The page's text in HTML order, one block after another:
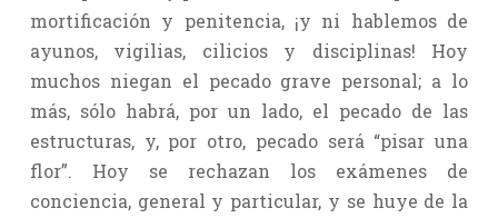
mortificación y penitencia, ¡y ni hablemos de
ayunos, vigilias, cilicios y disciplinas! Hoy
muchos niegan el pecado grave personal; a lo
más, sólo habrá, por un lado, el pecado de las
estructuras, y, por otro, pecado será “pisar una
flor”. Hoy se rechazan los exámenes de
conciencia, general y particular, y se huye de la